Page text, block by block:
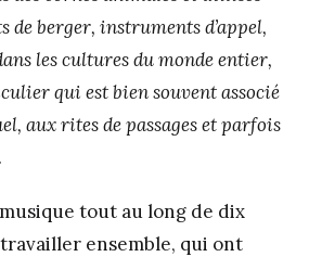
de berger, instruments d’appel,
les cultures du monde entier,
qui est bien souvent associé
aux rites de passages et parfois
tout au long de dix
travailler ensemble, qui ont